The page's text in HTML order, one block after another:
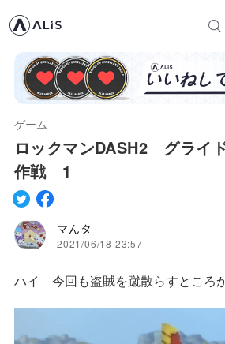
ゲーム
ロックマンDASH2 グライ
作戦 1
マんタ
2021/06/18 23:57
ハイ 今回も盗賊を蹴散らすところ